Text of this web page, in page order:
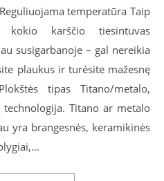
temperatūra Taip
karščio tiesintuvas
susigarbanoje – gal nereikia
plaukus ir turėsite mažesnę
tipas Titano/metalo,
Titano ar metalo
yra brangesnės, keramikinės